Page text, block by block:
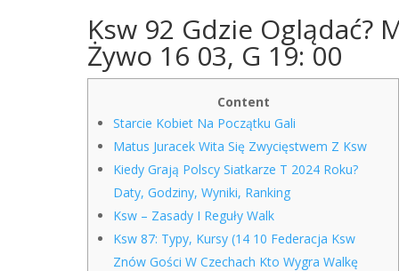
Ksw 92 Gdzie Oglądać?
Żywo 16 03, G 19: 00
Content
Starcie Kobiet Na Początku Gali
Matus Juracek Wita Się Zwycięstwem Z Ksw
Kiedy Grają Polscy Siatkarze T 2024 Roku?
Daty, Godziny, Wyniki, Ranking
Ksw – Zasady I Reguły Walk
Ksw 87: Typy, Kursy (14 10 Federacja Ksw
Znów Gości W Czechach Kto Wygra Walkę